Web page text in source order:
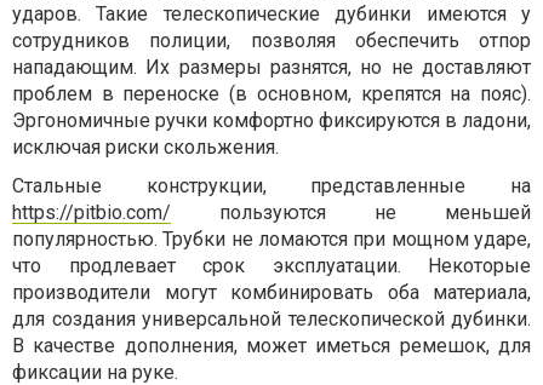
ударов. Такие телескопические дубинки имеются у
сотрудников полиции, позволяя обеспечить отпор
нападающим. Их размеры разнятся, но не доставляют
проблем в переноске (в основном, крепятся на пояс).
Эргономичные ручки комфортно фиксируются в ладони,
исключая риски скольжения.
Стальные конструкции, представленные на
https://pitbio.com/ пользуются не меньшей
популярностью. Трубки не ломаются при мощном ударе,
что продлевает срок эксплуатации. Некоторые
производители могут комбинировать оба материала,
для создания универсальной телескопической дубинки.
В качестве дополнения, может иметься ремешок, для
фиксации на руке.